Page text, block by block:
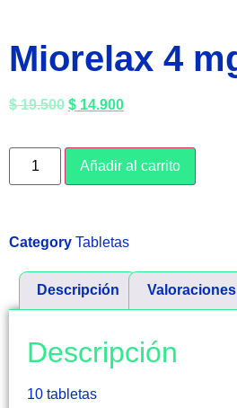
Miorelax 4
$19.500 $ 14.900
Añadir al carrito
Category Tabletas
Descripción Valoraciones
Descripción
10 tabletas